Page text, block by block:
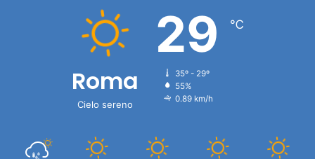
Roma
Cielo sereno
29 ℃
35º - 29º
55%
0.89 km/h